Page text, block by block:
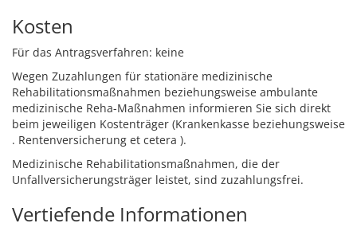
Kosten
Für das Antragsverfahren: keine
Wegen Zuzahlungen für stationäre medizinische
Rehabilitationsmaßnahmen beziehungsweise ambulante
medizinische Reha-Maßnahmen informieren Sie sich direkt
beim jeweiligen Kostenträger (Krankenkasse beziehungsweise
. Rentenversicherung et cetera ).
Medizinische Rehabilitationsmaßnahmen, die der
Unfallversicherungsträger leistet, sind zuzahlungsfrei.
Vertiefende Informationen